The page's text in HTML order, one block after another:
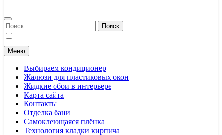
Найти:
Меню
Выбираем кондиционер
Жалюзи для пластиковых окон
Жидкие обои в интерьере
Карта сайта
Контакты
Отделка бани
Самоклеющаяся плёнка
Технология кладки кирпича